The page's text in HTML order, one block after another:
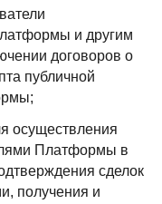
и другим
договоров о
публичной
осуществления
Платформы в
сделок
получения и